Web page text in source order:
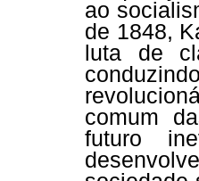
ao
de 1848,
luta de
comum
futuro